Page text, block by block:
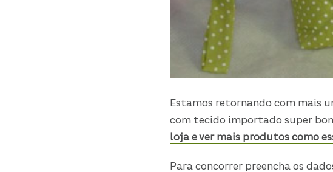
Estamos retornando com mais
com tecido importado super
loja e ver mais produtos como
Para concorrer preencha os